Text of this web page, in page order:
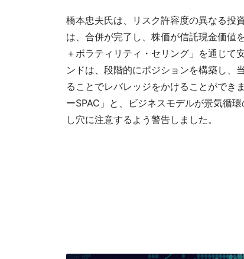
橋本忠夫氏は、リスク許容度の異なる投
は、合併が完了し、株価が信託現金価値
＋ボラティリティ・セリング」を通じて
ンドは、段階的にポジションを構築し、
ることでレバレッジをかけることができ
ーSPAC」と、ビジネスモデルが景気循
し穴に注意するよう警告しました。